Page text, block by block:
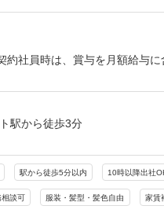
社員時は、賞与を月額給与に
駅から徒歩3分
駅から徒歩5分以内 10時以降出社
相談可 服装・髪型・髪色自由 家賃